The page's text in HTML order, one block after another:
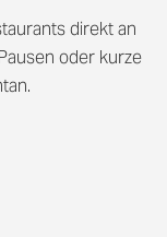
direkt an
oder kurze